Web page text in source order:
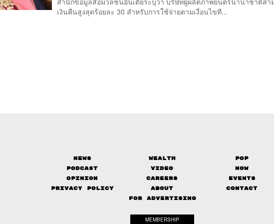
เงินคืนสูงสุดร้อยละ 30 สำหรับการใช้จ่ายตามเงื่อนไขที...
News Wealth
Pop
Podcast
Video
Now
Opinion
Careers
Events
Privacy Policy
About
Contact
FOR ADVERTISING
MEMBERSHIP